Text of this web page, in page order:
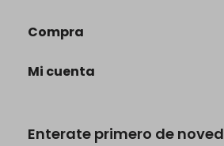
Enterate primero de
Compra
Mi cuenta